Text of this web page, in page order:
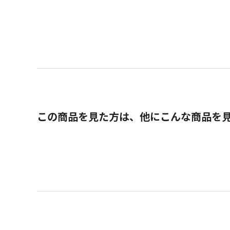
この商品を見た方は、他にこんな商品を